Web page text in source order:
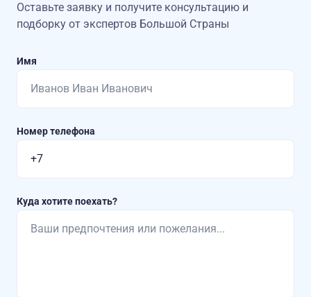
Оставьте заявку и получите консультацию и
подборку от экспертов Большой Страны
Имя
Номер телефона
Куда хотите поехать?